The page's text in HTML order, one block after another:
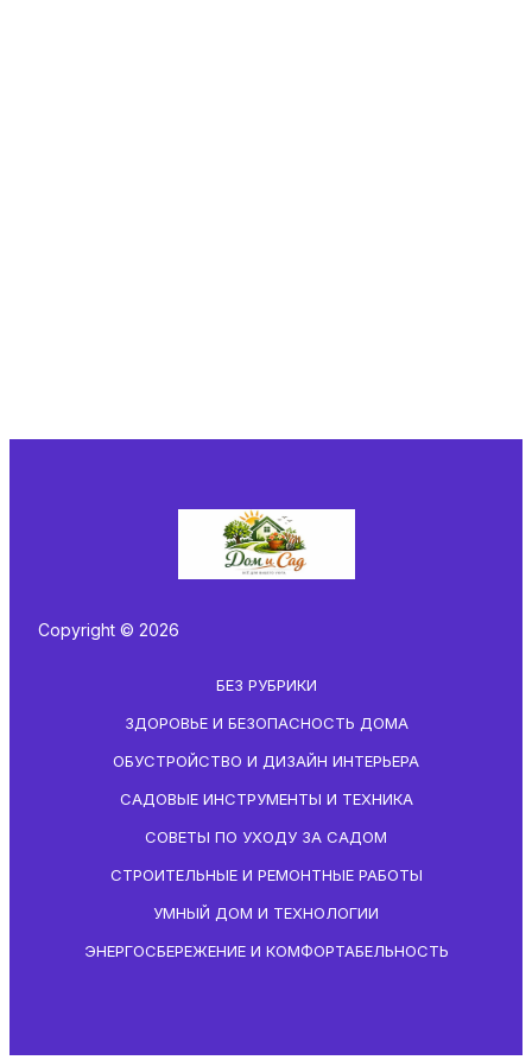
Copyright © 2026
БЕЗ РУБРИКИ
ЗДОРОВЬЕ И БЕЗОПАСНОСТЬ ДОМА
ОБУСТРОЙСТВО И ДИЗАЙН ИНТЕРЬЕРА
САДОВЫЕ ИНСТРУМЕНТЫ И ТЕХНИКА
СОВЕТЫ ПО УХОДУ ЗА САДОМ
СТРОИТЕЛЬНЫЕ И РЕМОНТНЫЕ РАБОТЫ
УМНЫЙ ДОМ И ТЕХНОЛОГИИ
ЭНЕРГОСБЕРЕЖЕНИЕ И КОМФОРТАБЕЛЬНОСТЬ